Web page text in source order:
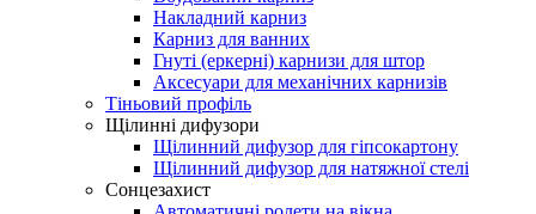
Накладний карниз
Карниз для ванних
Гнуті (еркерні) карнизи для штор
Аксесуари для механічних карнизів
Тіньовий профіль
Щілинні дифузори
Щілинний дифузор для гіпсокартону
Щілинний дифузор для натяжної стелі
Сонцезахист